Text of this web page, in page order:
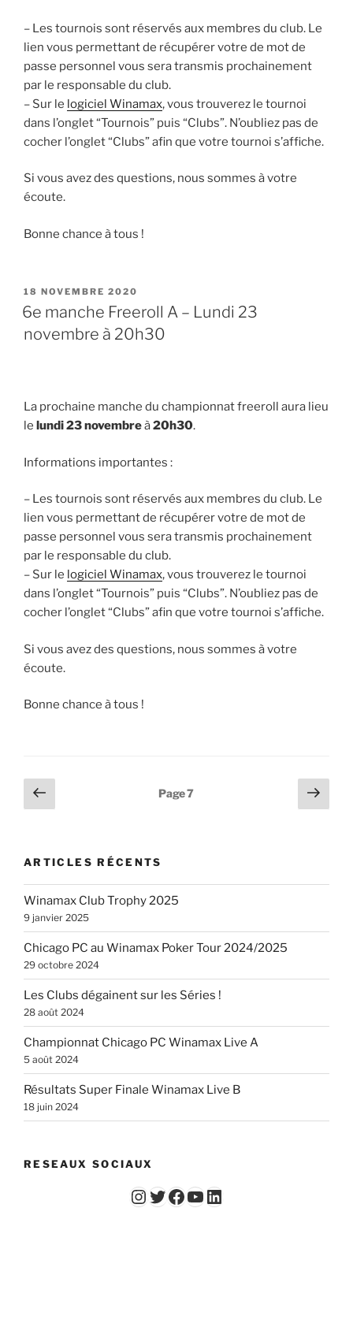
– Les tournois sont réservés aux membres du club. Le
lien vous permettant de récupérer votre de mot de
passe personnel vous sera transmis prochainement
par le responsable du club.
– Sur le logiciel Winamax, vous trouverez le tournoi
dans l’onglet “Tournois” puis “Clubs”. N’oubliez pas de
cocher l’onglet “Clubs” afin que votre tournoi s’affiche.
Si vous avez des questions, nous sommes à votre
écoute.
Bonne chance à tous !
PUBLIÉ
LE
18 NOVEMBRE 2020
6e manche Freeroll A – Lundi 23
novembre à 20h30
La prochaine manche du championnat freeroll aura lieu
le lundi 23 novembreà20h30.
Informations importantes :
– Les tournois sont réservés aux membres du club. Le
lien vous permettant de récupérer votre de mot de
passe personnel vous sera transmis prochainement
par le responsable du club.
– Sur le logiciel Winamax, vous trouverez le tournoi
dans l’onglet “Tournois” puis “Clubs”. N’oubliez pas de
cocher l’onglet “Clubs” afin que votre tournoi s’affiche.
Si vous avez des questions, nous sommes à votre
écoute.
Bonne chance à tous !
Pagination
des
Page
précédente
Page7
Page
ARTICLES RÉCENTS
Winamax Club Trophy 2025
9 janvier 2025
Chicago PC au Winamax Poker Tour 2024/2025
29 octobre 2024
Les Clubs dégainent sur les Séries !
28 août 2024
Championnat Chicago PC Winamax Live A
5 août 2024
Résultats Super Finale Winamax Live B
18 juin 2024
RESEAUX SOCIAUX
Instagram
Twitter
Facebook
YouTube - Vidéos du Chicago Poker ClubLinkedIn